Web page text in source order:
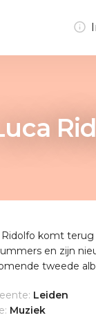
Ridolfo komt terug
en zijn
tweede
Leiden
Muziek